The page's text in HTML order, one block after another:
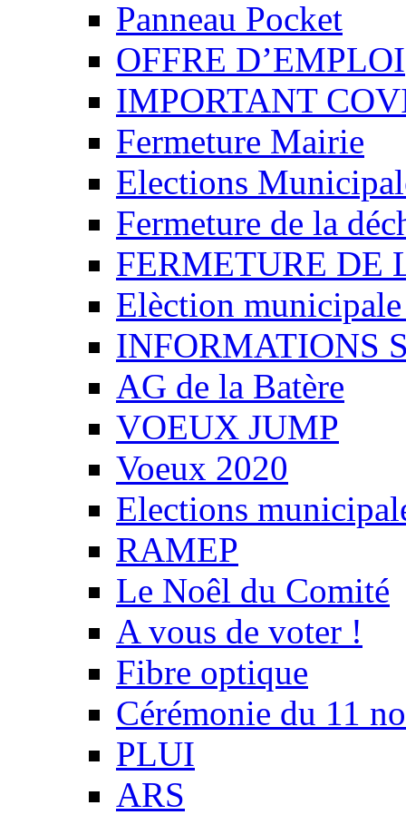
Panneau Pocket
OFFRE D’EMPLOI
IMPORTANT
Fermeture Mairie
Elections
Fermeture de la
FERMETURE DE
Elèction
INFORMATIONS
AG de la Batère
VOEUX JUMP
Voeux 2020
Elections
RAMEP
Le Noêl du Comité
A vous de voter !
Fibre optique
Cérémonie du 11
PLUI
ARS